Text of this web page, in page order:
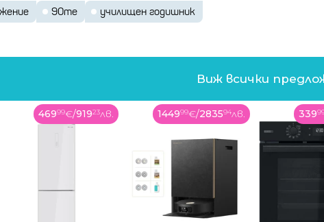
90те училищен годишник
Виж всички
46999€/91923лв. 144999€/283594лв. 339